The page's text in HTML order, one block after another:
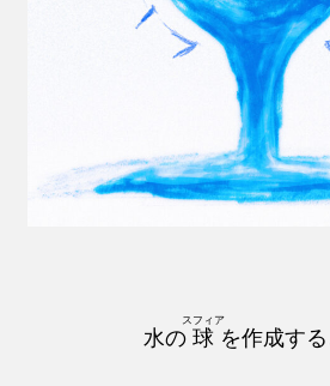
水の 球
スフィア
を作成す